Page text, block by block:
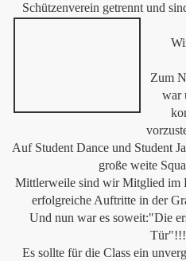
Schützenverein getrennt und
Zum
war
Auf Student Dance und Student
große weite
Mittlerweile sind wir Mitglied im
erfolgreiche Auftritte in der
Und nun war es soweit:"Die
Es sollte für die Class ein